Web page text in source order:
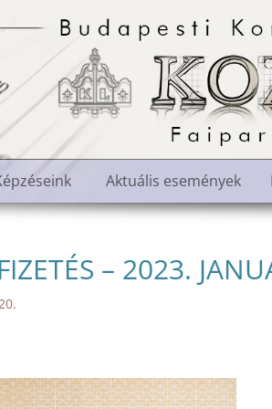
Aktuális események
– 2023.